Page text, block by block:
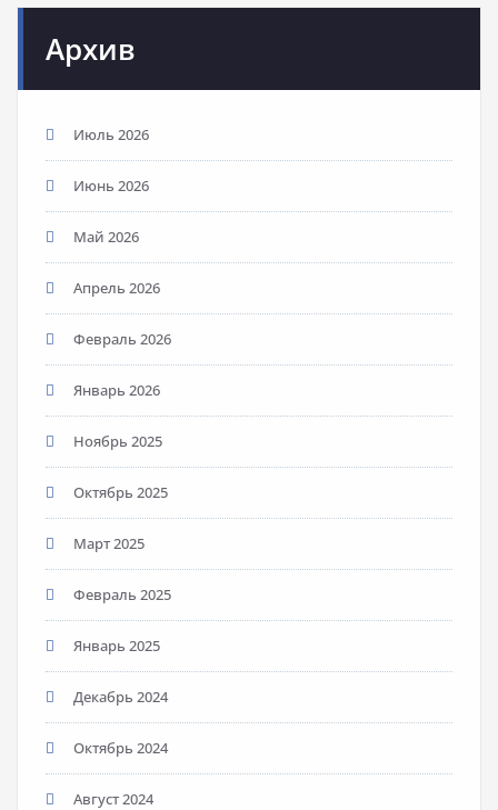
Архив
Июль 2026
Июнь 2026
Май 2026
Апрель 2026
Февраль 2026
Январь 2026
Ноябрь 2025
Октябрь 2025
Март 2025
Февраль 2025
Январь 2025
Декабрь 2024
Октябрь 2024
Август 2024